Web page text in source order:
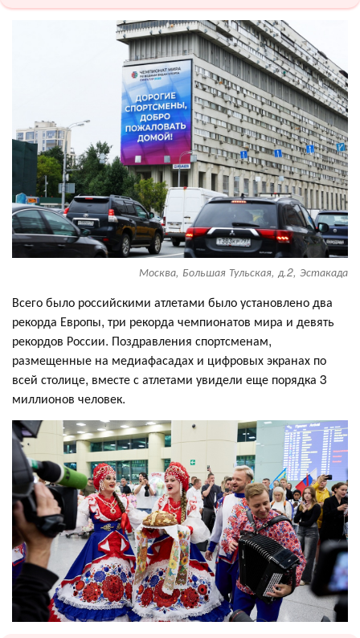
Москва, Большая Тульская, д.2, Эстакада
Всего было российскими атлетами было установлено два
рекорда Европы, три рекорда чемпионатов мира и девять
рекордов России. Поздравления спортсменам,
размещенные на медиафасадах и цифровых экранах по
всей столице, вместе с атлетами увидели еще порядка 3
миллионов человек.